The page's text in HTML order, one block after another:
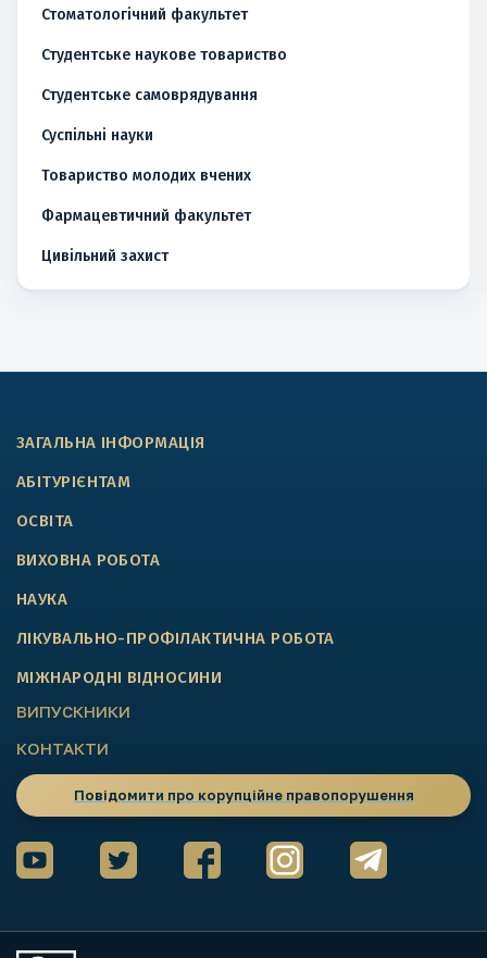
Стоматологічний факультет
Студентське наукове товариство
Студентське самоврядування
Суспільні науки
Товариство молодих вчених
Фармацевтичний факультет
Цивільний захист
ЗАГАЛЬНА ІНФОРМАЦІЯ
АБІТУРІЄНТАМ
ОСВІТА
ВИХОВНА РОБОТА
НАУКА
ЛІКУВАЛЬНО-ПРОФІЛАКТИЧНА РОБОТА
МІЖНАРОДНІ ВІДНОСИНИ
ВИПУСКНИКИ
КОНТАКТИ
Повідомити про корупційне правопорушення